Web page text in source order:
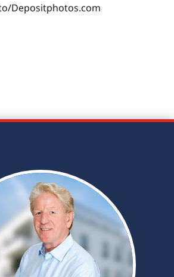
Depositphotos.com